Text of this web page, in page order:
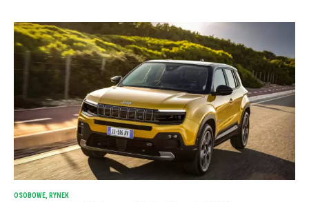
OSOBOWE RYNEK